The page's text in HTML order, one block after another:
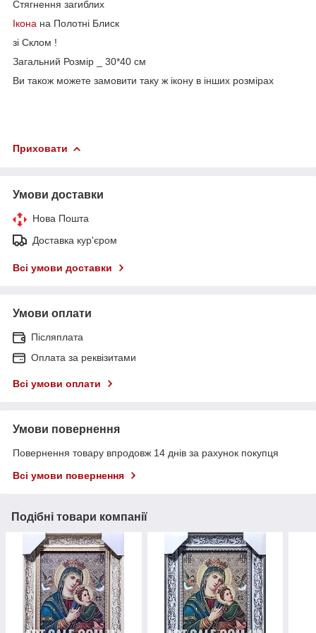
Стягнення загиблих
Ікона на Полотні Блиск
зі Склом !
Загальний Розмір _ 30*40 см
Ви також можете замовити таку ж ікону в інших розмірах
Приховати
Умови доставки
Нова Пошта
Доставка кур'єром
Всі умови доставки
Умови оплати
Післяплата
Оплата за реквізитами
Всі умови оплати
Умови повернення
Повернення товару впродовж 14 днів за рахунок покупця
Всі умови повернення
Подібні товари компанії